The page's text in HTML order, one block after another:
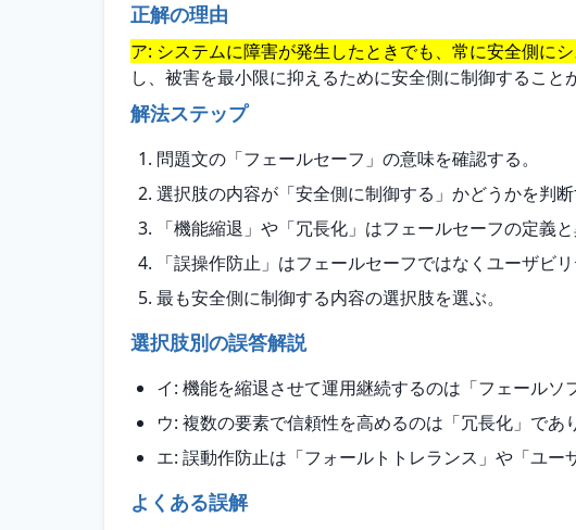
正解の理由
ア: システムに障害が発生したときでも、常に安全側にシ
し、被害を最小限に抑えるために安全側に制御すること
解法ステップ
問題文の「フェールセーフ」の意味を確認する。
選択肢の内容が「安全側に制御する」かどうかを判断
「機能縮退」や「冗長化」はフェールセーフの定義
「誤操作防止」はフェールセーフではなくユーザビ
最も安全側に制御する内容の選択肢を選ぶ。
選択肢別の誤答解説
イ: 機能を縮退させて運用継続するのは「フェールソ
ウ: 複数の要素で信頼性を高めるのは「冗長化」であ
エ: 誤動作防止は「フォールトトレランス」や「ユー
よくある誤解